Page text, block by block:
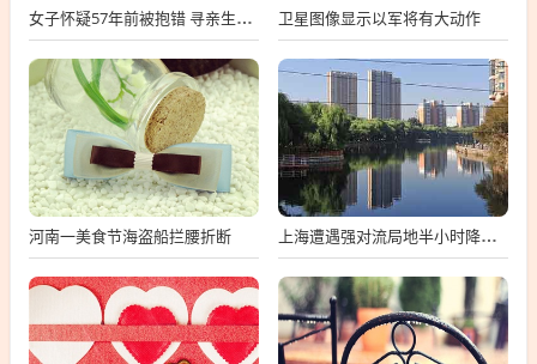
女子怀疑57年前被抱错 寻亲生父母 卫星图像显示以军将有大动作
河南一美食节海盗船拦腰折断 上海遭遇强对流局地半小时降温13℃